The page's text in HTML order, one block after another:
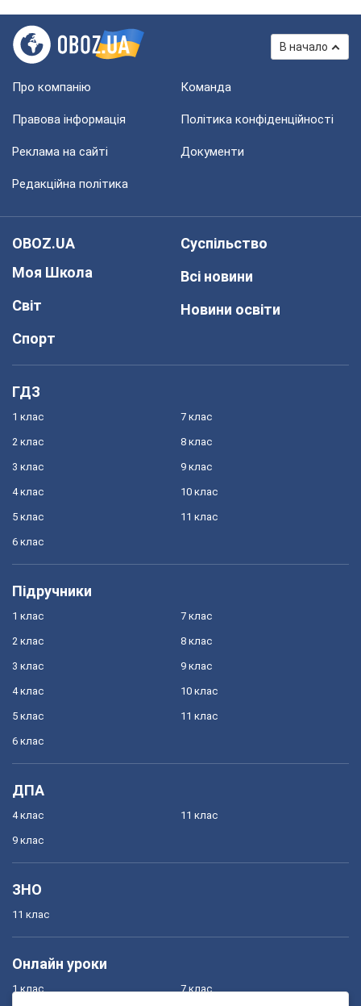
В начало
Про компанію Команда
Правова інформація Політика конфіденційності
Реклама на сайті Документи
Редакційна політика
OBOZ.UA
Моя Школа
Світ
Спорт
Суспільство
Всі новини
Новини освіти
ГДЗ
1 клас
2 клас
3 клас
4 клас
5 клас
6 клас
7 клас
8 клас
9 клас
10 клас
11 клас
Підручники
1 клас
2 клас
3 клас
4 клас
5 клас
6 клас
7 клас
8 клас
9 клас
10 клас
11 клас
ДПА
4 клас
9 клас
11 клас
ЗНО
11 клас
Онлайн уроки
1 клас 7 клас